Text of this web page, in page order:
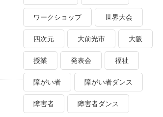
ワークショップ 世界大会
四次元 大前光市 大阪
授業 発表会 福祉
障がい者 障がい者ダンス
障害者 障害者ダンス